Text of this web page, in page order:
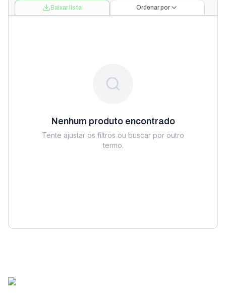
Baixar lista Ordenar por
Nenhum produto encontrado
Tente ajustar os filtros ou buscar por outro
termo.